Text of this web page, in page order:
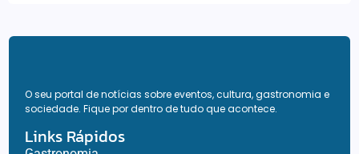
O seu portal de notícias sobre eventos, cultura, gastronomia e
sociedade. Fique por dentro de tudo que acontece.
Links Rápidos